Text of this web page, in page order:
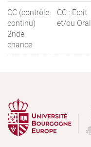
CC (contrôle
continu)
2nde
chance
CC : Ecrit
et/ou Oral